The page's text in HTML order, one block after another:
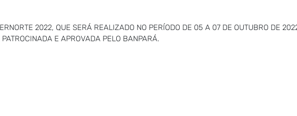
2022, QUE SERÁ REALIZADO NO PERÍODO DE 05 A 07 DE OUTUBRO DE
E APROVADA PELO BANPARÁ.